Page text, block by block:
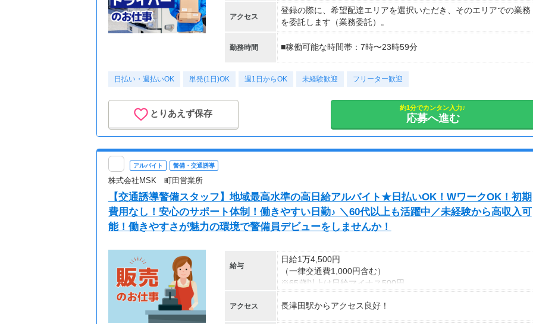
獲得可能！給与ではなく、委託業務に応じた報酬をお支払いする業
務委託のお仕事です。うれしい週払い。
※関東圏4-6月に１8時以降稼働した場合を想定。地域により異な
ります
※報酬は規約にしたがい配達完了の15日後に支払いますが、可能
な場合は、より早く、週払いで前週稼働分をお支払いします。
登録の際に、希望配達エリアを選択いただき、そのエリアでの業務
アクセス
登録の際に、希望配達エリアを選択いただき、そのエリアでの業務
を委託します（業務委託）。
勤務時間 ■稼働可能な時間帯：7時〜23時59分
日払い・週払いOK 単発(1日)OK 週1日からOK 未経験歓迎 フリーター歓迎
とりあえず保存
約1分でカンタン入力♪
応募へ進む
アルバイト 警備・交通誘導
株式会社MSK 町田営業所
【交通誘導警備スタッフ】地域最高水準の高日給アルバイト★日払いOK！WワークOK！初期
費用なし！安心のサポート体制！働きやすい日勤♪ ＼60代以上も活躍中／未経験から高収入可
能！働きやすさが魅力の環境で警備員デビューをしませんか！
給与
日給1万4,500円
（一律交通費1,000円含む）
※65歳以上は日給マイナス500円
※70歳以上は日給マイナス2,00円
---
アクセス 長津田駅からアクセス良好！